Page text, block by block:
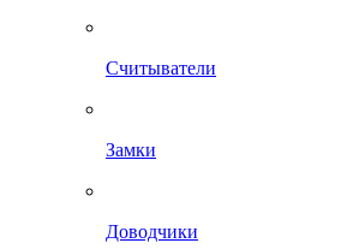
Считыватели
Замки
Доводчики